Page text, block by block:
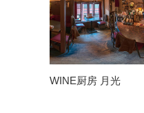
WINE厨房 月光